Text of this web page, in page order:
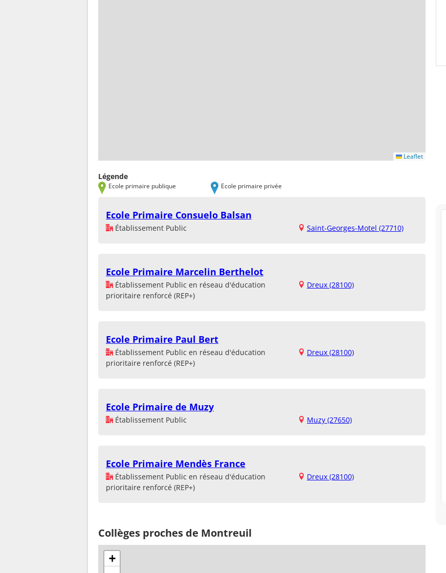
Leaflet
Légende
Ecole primaire publique Ecole primaire privée
Ecole Primaire Consuelo Balsan
Établissement Public Saint-Georges-Motel (27710)
Ecole Primaire Marcelin Berthelot
Établissement Public en réseau d'éducation
prioritaire renforcé (REP+)
Dreux (28100)
Ecole Primaire Paul Bert
Établissement Public en réseau d'éducation
prioritaire renforcé (REP+)
Dreux (28100)
Ecole Primaire de Muzy
Établissement Public Muzy (27650)
Ecole Primaire Mendès France
Établissement Public en réseau d'éducation
prioritaire renforcé (REP+)
Dreux (28100)
Collèges proches de Montreuil
+